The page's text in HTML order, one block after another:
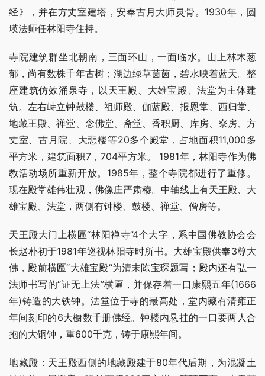
经》，并在方丈室建塔，安奉古月大师灵骨。1930年，圆
瑛法师任林阳寺住持。
寺院建筑群坐北朝南，三面环山，一面临水。山上林木葱
郁，尚有数株千年古树；湖边绿草茵茵，碧水映着蓝天。整
座建筑仿效涌泉寺，以天王殿、大雄宝殿、法堂为主体建
筑。左右峙立钟鼓楼、祖师殿、伽蓝殿、报恩堂、西归堂、
地藏王殿、禅堂、念佛堂、斋堂、香积厨、库房、寮房、方
丈室、古月院、大悲楼等20多个殿堂，占地面积11,000多
平方米，建筑面积7，704平方米。 1981年，林阳寺作为佛
教活动场所重新开放。1985年，整个寺院都进行了重修。
现在殿堂雄伟壮观，佛像庄严肃穆。中轴线上有天王殿、大
雄宝殿、法堂，两侧有钟楼、鼓楼、禅堂、僧房等。
天王殿大门上横匾“林阳禅寺”4个大字，系中国佛教协会会
长赵朴初于1981年巡视林阳寺时所书。大雄宝殿供奉3尊大
佛，殿前横匾“大雄宝殿”为清末陈宝琛题写；殿内还有弘一
法师书写的“证无上法”横匾，并保存着一口康熙五年(1666
年)铸造的大铁钟。法堂位于寺的最高处，堂内藏有清雍正
年间刻印的6大橱数千册佛经。钟楼内悬挂的一口要两人合
抱的大铜钟，重600千克，铸于康熙年间。
地藏殿：天王殿西侧的地藏殿建于80年代后期，为混凝土